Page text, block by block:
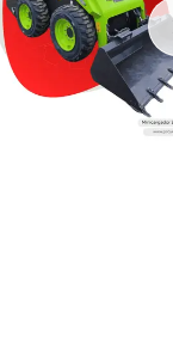
EN ALTURA
para